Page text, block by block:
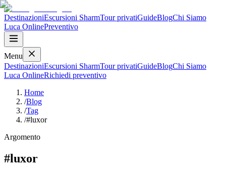
DestinazioniEscursioni SharmTour privatiGuideBlogChi Siamo
Luca OnlinePreventivo
Menu
DestinazioniEscursioni SharmTour privatiGuideBlogChi Siamo
Luca OnlineRichiedi preventivo
Home
/Blog
/Tag
/#luxor
Argomento
#luxor